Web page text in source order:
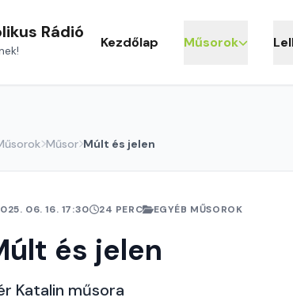
Rádió
Kezdőlap Műsorok
Műsor Múlt és jelen
06. 16. 17:30 24 PERC EGYÉB MŰSOROK
és jelen
Katalin műsora